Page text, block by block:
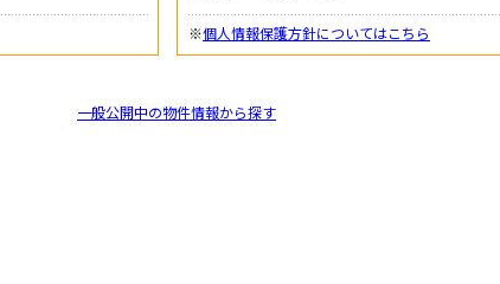
※個人情報保護方針についてはこちら
一般公開中の物件情報から探す